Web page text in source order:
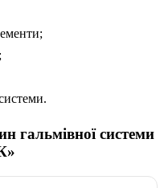
гальмівної системи